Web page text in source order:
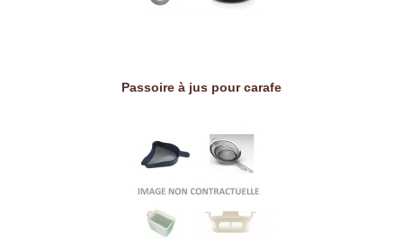
Passoire à jus pour carafe